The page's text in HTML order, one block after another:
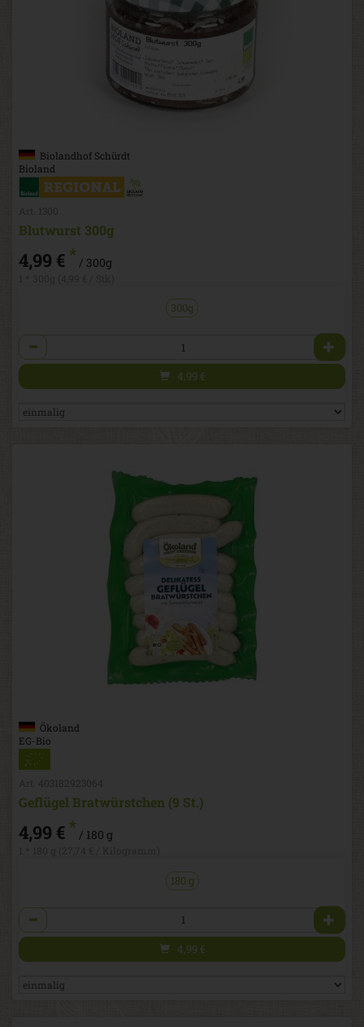
Biolandhof Schürdt
Bioland
Blutwurst 300g
4,99 € * / 300g
300g
Anzahl
4,99 €
Ökoland
EG-Bio
Geflügel Bratwürstchen (9 St.)
4,99 € * / 180 g
180 g
Anzahl
4,99 €